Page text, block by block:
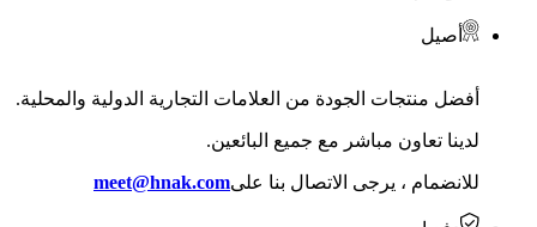
أصيل
أفضل منتجات الجودة من العلامات التجارية الدولية والمحلية.
لدينا تعاون مباشر مع جميع البائعين.
للانضمام ، يرجى الاتصال بنا علىmeet@hnak.com